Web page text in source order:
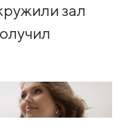
зал